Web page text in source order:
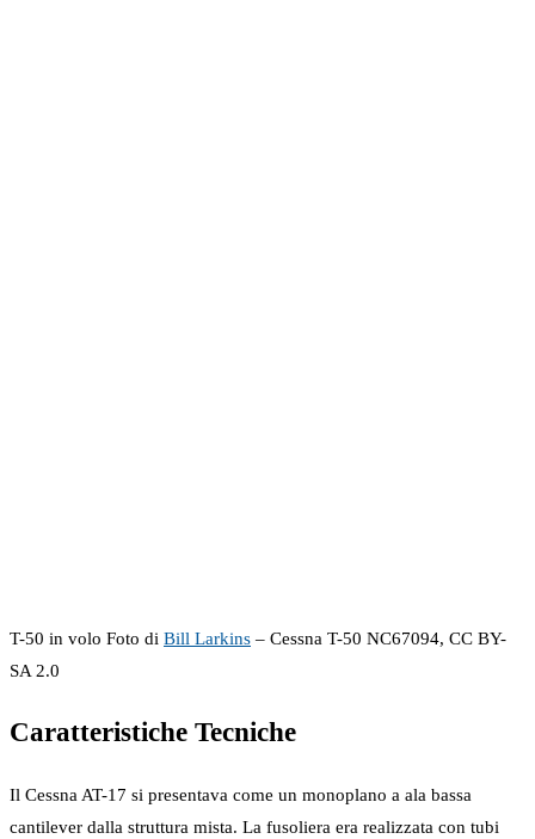
T-50 in volo Foto di Bill Larkins – Cessna T-50 NC67094, CC BY-
SA 2.0
Caratteristiche Tecniche
Il Cessna AT-17 si presentava come un monoplano a ala bassa
cantilever dalla struttura mista. La fusoliera era realizzata con tubi